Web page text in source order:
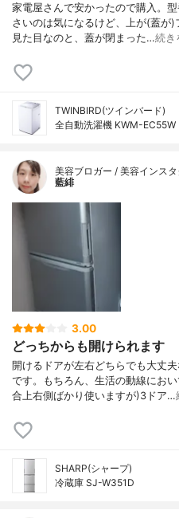
家電屋さんで安かったので購入。
さいのは気になるけど、上が(蓋が
見た目なのと、蓋が閉まった…続き
TWINBIRD(ツインバード)
全自動洗濯機 KWM-EC55W
美容ブロガー / 美容インス
藍緋
3.00
どっちからも開けられます
開けるドアが左右どちらでも大丈
です。もちろん、生活の動線にお
合上右側ばかり使いますが)3ドア…
SHARP(シャープ)
冷蔵庫 SJ-W351D